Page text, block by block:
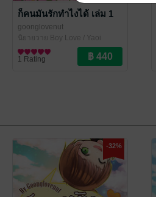
ก็คนมันรักทำไงได้ เล่ม 1
goonglovenut
นิยายวาย Boy Love / Yaoi
1 Rating
-32%